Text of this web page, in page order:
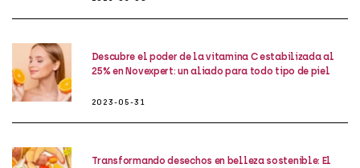
Descubre el poder de la vitamina C estabilizada al
25% en Novexpert: un aliado para todo tipo de piel
2023-05-31
Transformando desechos en belleza sostenible: El